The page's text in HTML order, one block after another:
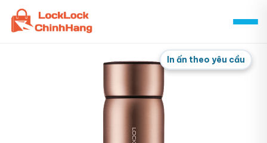
Skip
content
In ấn theo yêu cầu